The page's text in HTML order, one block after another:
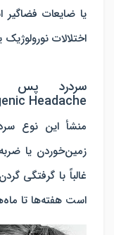
یا ضایعات فضاگیر
اختلالات
Headache)
منشأاین نوع
زمین‌خوردن یا
غالباً با گرفتگی
است هفته‌ها تا